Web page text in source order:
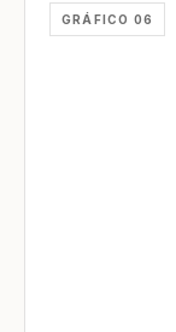
GRÁFICO 06